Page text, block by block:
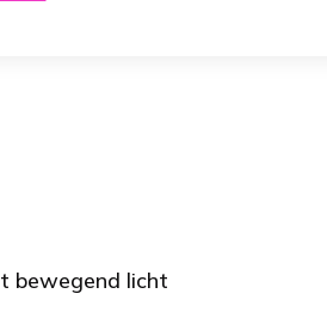
bewegend licht